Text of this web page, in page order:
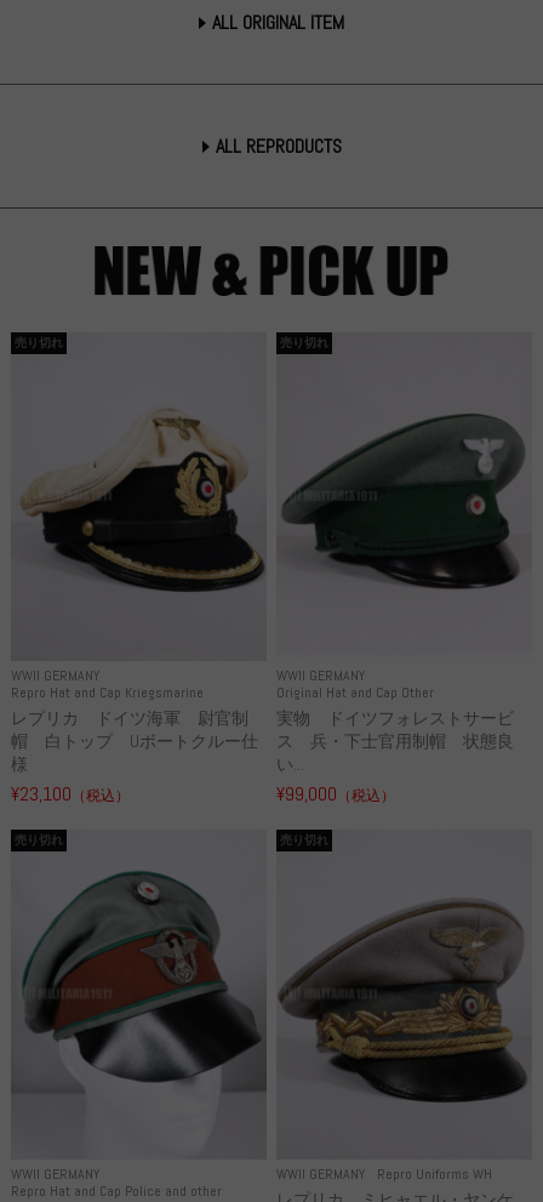
ALL ORIGINAL ITEM
ALL REPRODUCTS
WWII GERMANY
Repro Hat and Cap Kriegsmarine
売り切れ
レプリカ ドイツ海軍 尉官制
帽 白トップ Uボートクルー仕
様
¥23,100 （税込）
WWII GERMANY
Original Hat and Cap Other
売り切れ
実物 ドイツフォレストサービ
ス 兵・下士官用制帽 状態良
い...
¥99,000 （税込）
WWII GERMANY
Repro Hat and Cap Police and other
売り切れ
WWII GERMANY Repro Uniforms WH
売り切れ